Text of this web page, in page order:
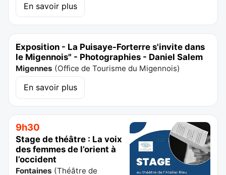
En savoir plus
Exposition - La Puisaye-Forterre s'invite dans
le Migennois" - Photographies - Daniel Salem
Migennes (Office de Tourisme du Migennois)
En savoir plus
9h30
Stage de théâtre : La voix
des femmes de l’orient à
l’occident
Fontaines (Théâtre de